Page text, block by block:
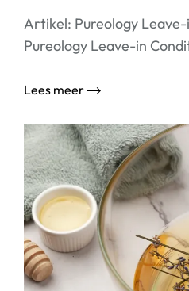
Artikel: Pureology
Pureology Leave-in
Lees meer